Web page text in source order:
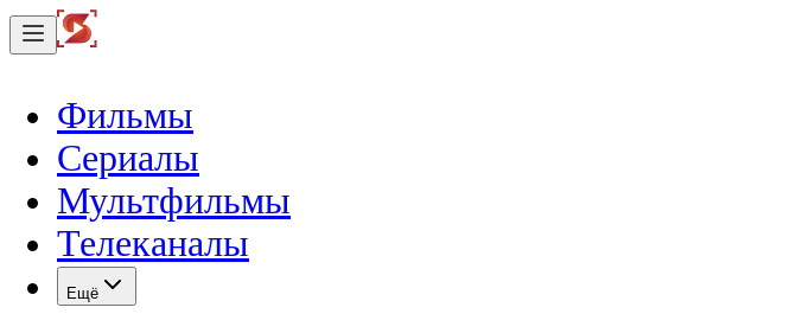
Фильмы
Сериалы
Мультфильмы
Телеканалы
Eщё